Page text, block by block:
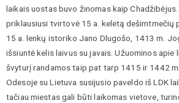
laikais uostas buvo žinomas kaip
priklausiusi tvirtovė 15 a. keletą dešimtmečių
15 a. lenkų istoriko Jano Dlugošo, 1413 m.
išsiuntė kelis laivus su javais. Užuominos apie
švyturį randamos taip pat tarp 1415 ir 1442
Odesoje su Lietuva susijusio paveldo iš LDK
tačiau miestas gali būti laikomas vietove,